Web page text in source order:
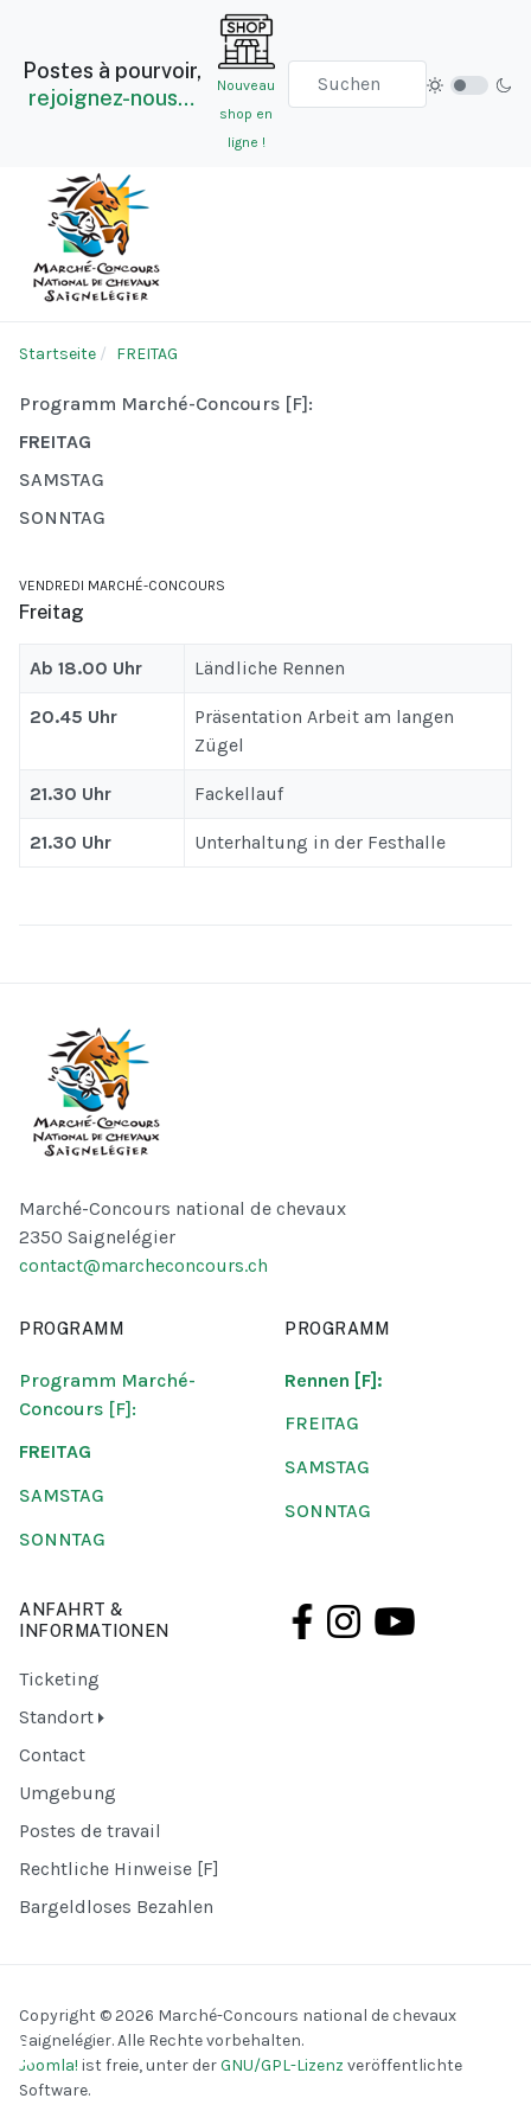
Postes à pourvoir,
rejoignez-nous…
Nouveau
shop en
ligne !
Startseite FREITAG
Programm Marché-Concours [F]:
FREITAG
SAMSTAG
SONNTAG
VENDREDI MARCHÉ-CONCOURS
Freitag
Ab 18.00 Uhr Ländliche Rennen
20.45 Uhr
Präsentation Arbeit am langen
Zügel
21.30 Uhr Fackellauf
21.30 Uhr Unterhaltung in der Festhalle
Marché-Concours national de chevaux
2350 Saignelégier
contact@marcheconcours.ch
PROGRAMM
Programm Marché-
Concours [F]:
FREITAG
SAMSTAG
SONNTAG
PROGRAMM
Rennen [F]:
FREITAG
SAMSTAG
SONNTAG
ANFAHRT &
INFORMATIONEN
Ticketing
Standort
Contact
Umgebung
Postes de travail
Rechtliche Hinweise [F]
Bargeldloses Bezahlen
Copyright © 2026 Marché-Concours national de chevaux
Saignelégier. Alle Rechte vorbehalten.
Joomla! ist freie, unter derGNU/GPL-Lizenz veröffentlichte
Software.